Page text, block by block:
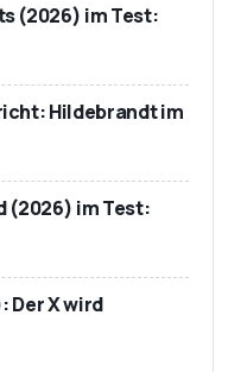
(2026) im Test:
Hildebrandt im
(2026) im Test:
Der X wird